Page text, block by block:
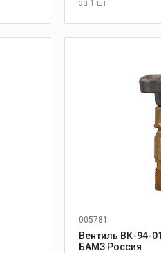
за 1 шт
005781
Вентиль ВК-94-
БАМЗ Россия